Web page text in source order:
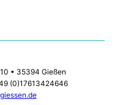
• 35394 Gießen
(0)17613424646